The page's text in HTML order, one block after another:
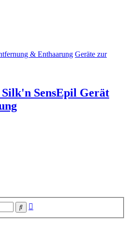
& Enthaarung Geräte zur
SensEpil Gerät
Search